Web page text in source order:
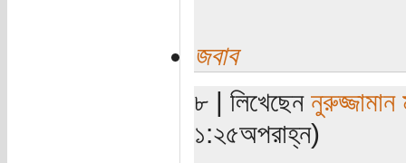
জবাব
৮ | লিখেছেন নুরুজ্জামান
১:২৫অপরাহ্ন)